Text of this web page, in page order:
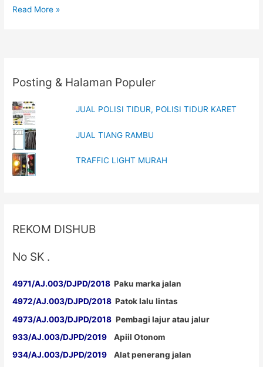
ROAD
Read More »
Posting & Halaman Populer
JUAL POLISI TIDUR, POLISI TIDUR KARET
JUAL TIANG RAMBU
TRAFFIC LIGHT MURAH
REKOM DISHUB
No SK .
4971/AJ.003/DJPD/2018 Paku marka jalan
4972/AJ.003/DJPD/2018 Patok lalu lintas
4973/AJ.003/DJPD/2018 Pembagi lajur atau jalur
933/AJ.003/DJPD/2019 Apiil Otonom
934/AJ.003/DJPD/2019 Alat penerang jalan